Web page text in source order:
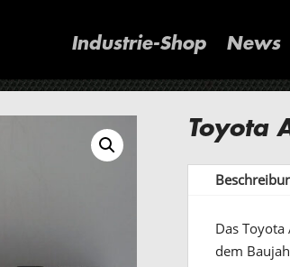
Industrie-Shop News
Toyota
Das
dem